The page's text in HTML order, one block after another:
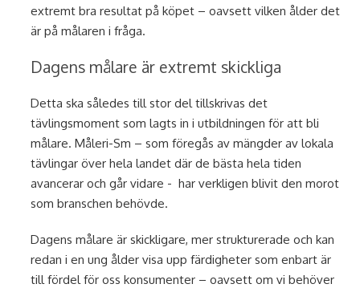
extremt bra resultat på köpet – oavsett vilken ålder det
är på målaren i fråga.
Dagens målare är extremt skickliga
Detta ska således till stor del tillskrivas det
tävlingsmoment som lagts in i utbildningen för att bli
målare. Måleri-Sm – som föregås av mängder av lokala
tävlingar över hela landet där de bästa hela tiden
avancerar och går vidare - har verkligen blivit den morot
som branschen behövde.
Dagens målare är skickligare, mer strukturerade och kan
redan i en ung ålder visa upp färdigheter som enbart är
till fördel för oss konsumenter – oavsett om vi behöver